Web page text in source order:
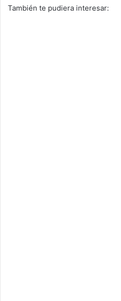
También te pudiera interesar: